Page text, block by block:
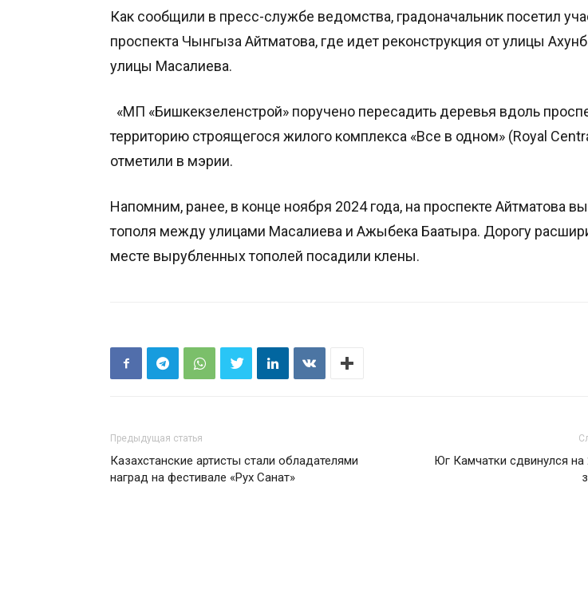
Как сообщили в пресс-службе ведомства, градоначальник посетил
проспекта Чынгыза Айтматова, где идет реконструкция от улицы
улицы Масалиева.
«МП «Бишкекзеленстрой» поручено пересадить деревья вдоль
территорию строящегося жилого комплекса «Все в одном» (Royal
отметили в мэрии.
Напомним, ранее, в конце ноября 2024 года, на проспекте Айтматова
тополя между улицами Масалиева и Ажыбека Баатыра. Дорогу
месте вырубленных тополей посадили клены.
Предыдущая статья
Казахстанские артисты стали обладателями
наград на фестивале «Рух Санат»
Юг Камчатки сдвинулся на